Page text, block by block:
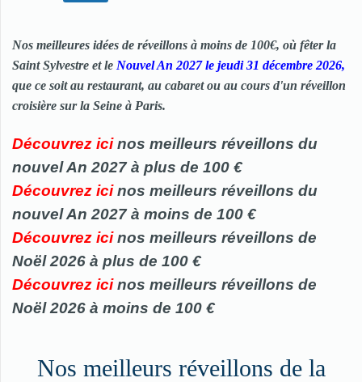
Nos meilleures idées de réveillons à moins de 100€, où fêter la
Saint Sylvestre et le Nouvel An 2027 le jeudi 31 décembre 2026,
que ce soit au restaurant, au cabaret ou au cours d'un réveillon
croisière sur la Seine à Paris.
Découvrez icinos meilleurs réveillons du
nouvel An 2027 à plus de 100 €
Découvrez icinos meilleurs réveillons du
nouvel An 2027 à moins de 100 €
Découvrez icinos meilleurs réveillons de
Noël 2026 à plus de 100 €
Découvrez icinos meilleurs réveillons de
Noël 2026 à moins de 100 €
Nos meilleurs réveillons de la